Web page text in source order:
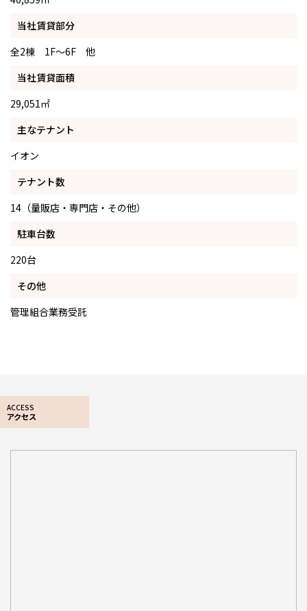
当社賃貸部分
全2棟 1F～6F 他
当社賃貸面積
29,051㎡
主なテナント
イオン
テナント数
14（量販店・専門店・その他）
駐車台数
220台
その他
管理組合業務受託
ACCESS
アクセス